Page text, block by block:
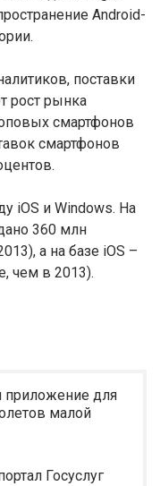
Android-
поставки
рост рынка
смартфонов
смартфонов
iOS и Windows. На
360 млн
а на базе iOS –
чем в 2013).
приложение для
малой
Госуслуг